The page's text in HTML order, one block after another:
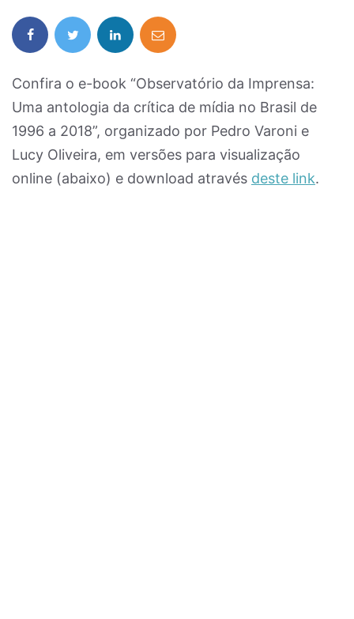
Confira o e-book “Observatório da Imprensa:
Uma antologia da crítica de mídia no Brasil de
1996 a 2018”, organizado por Pedro Varoni e
Lucy Oliveira, em versões para visualização
online (abaixo) e download através deste link.